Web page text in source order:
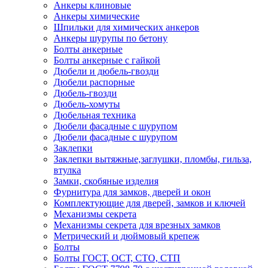
Анкеры клиновые
Анкеры химические
Шпильки для химических анкеров
Анкеры шурупы по бетону
Болты анкерные
Болты анкерные с гайкой
Дюбели и дюбель-гвозди
Дюбели распорные
Дюбель-гвозди
Дюбель-хомуты
Дюбельная техника
Дюбели фасадные с шурупом
Дюбели фасадные с шурупом
Заклепки
Заклепки вытяжные,заглушки, пломбы, гильза,
втулка
Замки, скобяные изделия
Фурнитура для замков, дверей и окон
Комплектующие для дверей, замков и ключей
Механизмы секрета
Механизмы секрета для врезных замков
Метрический и дюймовый крепеж
Болты
Болты ГОСТ, ОСТ, СТО, СТП